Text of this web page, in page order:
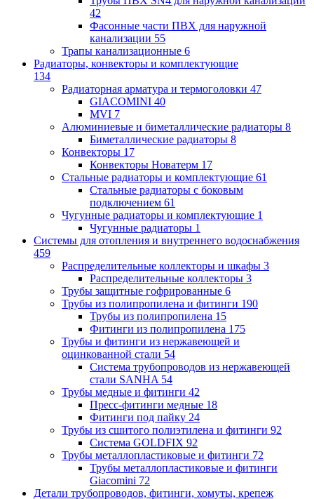
42
Фасонные части ПВХ для наружной
канализации 55
Трапы канализационные 6
Радиаторы, конвекторы и комплектующие
134
Радиаторная арматура и термоголовки 47
GIACOMINI 40
MVI 7
Алюминиевые и биметаллические радиаторы 8
Биметаллические радиаторы 8
Конвекторы 17
Конвекторы Новатерм 17
Стальные радиаторы и комплектующие 61
Стальные радиаторы с боковым
подключением 61
Чугунные радиаторы и комплектующие 1
Чугунные радиаторы 1
Системы для отопления и внутреннего водоснабжения
459
Распределительные коллекторы и шкафы 3
Распределительные коллекторы 3
Трубы защитные гофрированные 6
Трубы из полипропилена и фитинги 190
Трубы из полипропилена 15
Фитинги из полипропилена 175
Трубы и фитинги из нержавеющей и
оцинкованной стали 54
Система трубопроводов из нержавеющей
стали SANHA 54
Трубы медные и фитинги 42
Пресс-фитинги медные 18
Фитинги под пайку 24
Трубы из сшитого полиэтилена и фитинги 92
Система GOLDFIX 92
Трубы металлопластиковые и фитинги 72
Трубы металлопластиковые и фитинги
Giacomini 72
Детали трубопроводов, фитинги, хомуты, крепеж